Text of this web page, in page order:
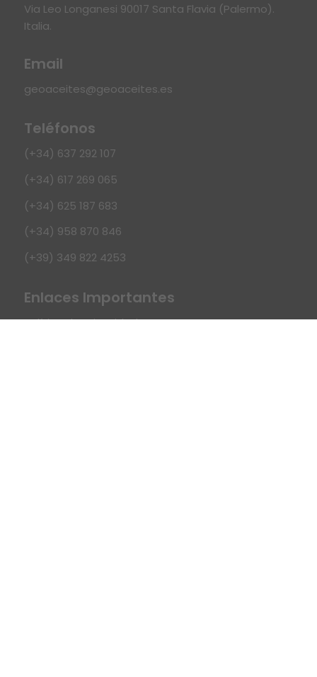
Via Leo Longanesi 90017 Santa Flavia (Palermo).
Italia.
Email
geoaceites@geoaceites.es
Teléfonos
(+34) 637 292 107
(+34) 617 269 065
(+34) 625 187 683
(+34) 958 870 846
(+39) 349 822 4253
Enlaces Importantes
Política de privacidad.